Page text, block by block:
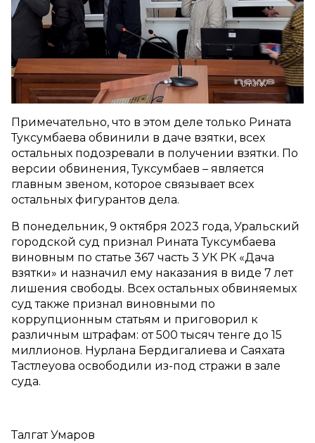
Примечательно, что в этом деле только Рината
Туксумбаева обвинили в даче взятки, всех
остальных подозревали в получении взятки. По
версии обвинения, Туксумбаев – является
главным звеном, которое связывает всех
остальных фигурантов дела.
В понедельник, 9 октября 2023 года, Уральский
городской суд признал Рината Туксумбаева
виновным по статье 367 часть 3 УК РК «Дача
взятки» и назначил ему наказания в виде 7 лет
лишения свободы. Всех остальных обвиняемых
суд также признал виновными по
коррупционным статьям и приговорил к
различным штрафам: от 500 тысяч тенге до 15
миллионов. Нурлана Бердигалиева и Саяхата
Тастлеуова освободили из-под стражи в зале
суда.
Талгат Умаров